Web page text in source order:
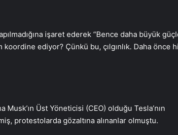
işaret ederek “Bence daha büyük
ediyor? Çünkü bu, çılgınlık. Daha önce
Üst Yöneticisi (CEO) olduğu Tesla’nın
protestolarda gözaltına alınanlar olmuştu.